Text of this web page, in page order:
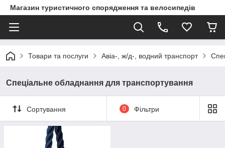
Магазин туристичного спорядження та велосипедів
Товари та послуги Авіа-, ж/д-, водний транспорт
Спеціальне обладнання для транспортування
Сортування 0 Фільтри